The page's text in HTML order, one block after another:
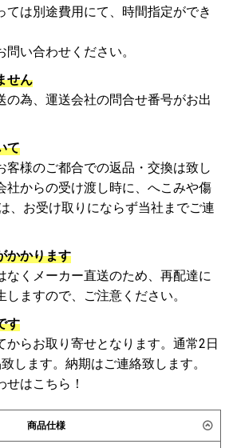
ては別途費用にて、時間指定ができ
い合わせください。
せん
の為、運送会社の問合せ番号がお出
て
客様のご都合での返品・交換は致し
社からの受け渡し時に、へこみや傷
、お受け取りにならず当社までご連
かかります
なくメーカー直送のため、再配達に
しますので、ご注意ください。
す
からお取り寄せとなります。通常2日
します。納期はご連絡致します。
はこちら！
商品仕様